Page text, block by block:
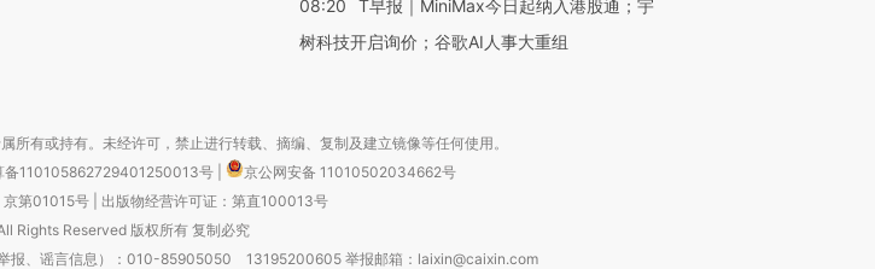
08:20
T早报｜MiniMax今日起纳入港股通；宇
树科技开启询价；谷歌AI人事大重组
有或持有。未经许可，禁止进行转载、摘编、复制及建立镜像等任何使用。
备110105862729401250013号
京公网安备 11010502034662号
京第01015号| 出版物经营许可证：第直100013号
Rights Reserved 版权所有 复制必究
报、谣言信息）：010-85905050 13195200605 举报邮箱：laixin@caixin.com